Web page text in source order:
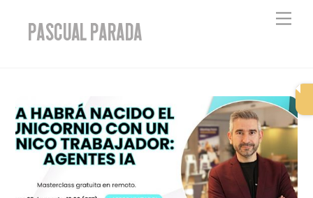
content